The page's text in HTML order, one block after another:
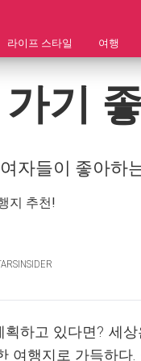
라이프 스타일 여행
기
자들이 좋아하
하고 있다면? 세
여행지로 가득하